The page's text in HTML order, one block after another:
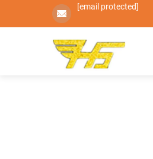
[email protected]